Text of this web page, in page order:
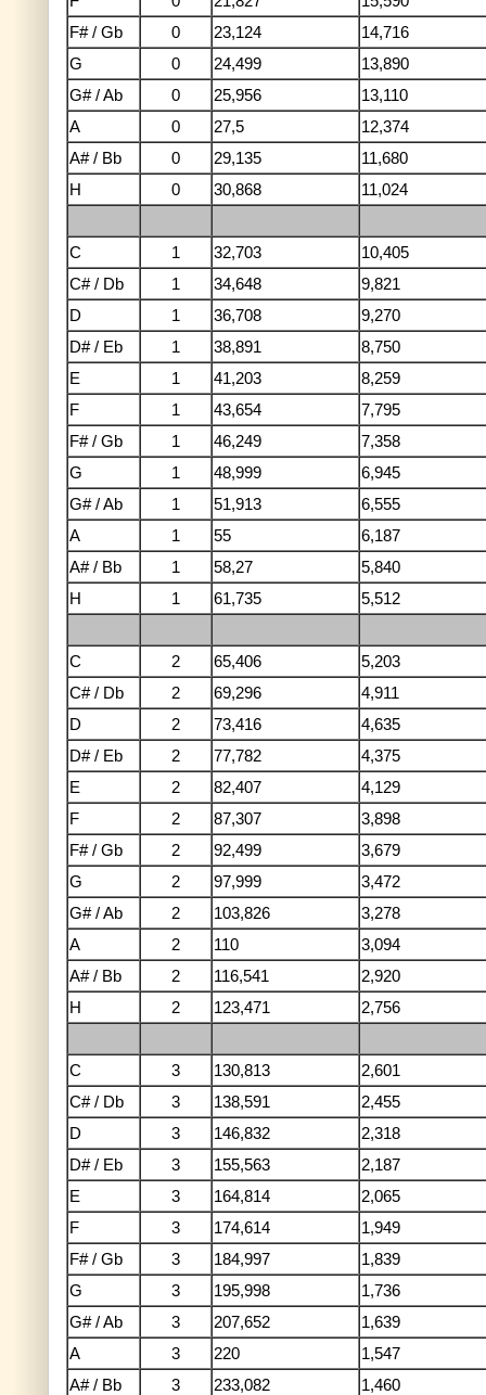
F# / Gb
0 23,124
14,716
G
0 24,499
13,890
G# / Ab
0 25,956
13,110
A
0 27,5
12,374
A# / Bb
0 29,135
11,680
H
0 30,868 11,024
C 1 32,703
10,405
C# / Db
1 34,648
9,821
D
1 36,708
9,270
D# / Eb
1 38,891
8,750
E
1 41,203
8,259
F
1 43,654
7,795
F# / Gb
1 46,249
7,358
G
1 48,999
6,945
G# / Ab
1 51,913
6,555
A
1 55
6,187
A# / Bb
1 58,27
5,840
H
1 61,735 5,512
C 2 65,406
5,203
C# / Db
2 69,296
4,911
D
2 73,416
4,635
D# / Eb
2 77,782
4,375
E
2 82,407
4,129
F
2 87,307
3,898
F# / Gb
2 92,499
3,679
G
2 97,999
3,472
G# / Ab
2 103,826
3,278
A
2 110
3,094
A# / Bb
2 116,541
2,920
H
2 123,471 2,756
C 3 130,813
2,601
C# / Db
3 138,591
2,455
D
3 146,832
2,318
D# / Eb
3 155,563
2,187
E
3 164,814
2,065
F
3 174,614
1,949
F# / Gb
3 184,997
1,839
G
3 195,998
1,736
G# / Ab
3 207,652
1,639
A
3 220
1,547
A# / Bb
3 233,082
1,460